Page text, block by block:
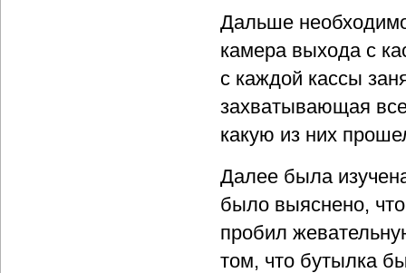
Дальше
камера выхода с
с каждой кассы
захватывающая
какую из них
Далее была
было выяснено,
пробил
том, что бутылка